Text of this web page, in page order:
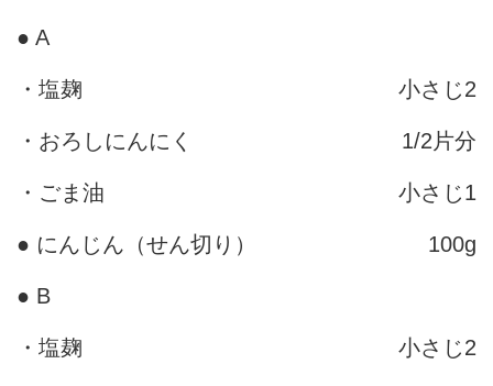
● A
・塩麹 小さじ2
・おろしにんにく 1/2片分
・ごま油 小さじ1
● にんじん（せん切り） 100g
● B
・塩麹 小さじ2